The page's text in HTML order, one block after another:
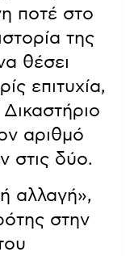
ποτέ στο
της
θέσει
επιτυχία,
αριθμό
στις δύο.
αλλαγή»,
στην